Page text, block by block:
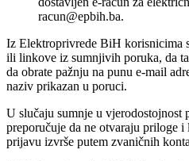
racun@epbih.ba.
Iz Elektroprivrede BiH korisnicima
ili linkove iz sumnjivih poruka, da
da obrate pažnju na punu e-mail
naziv prikazan u poruci.
U slučaju sumnje u vjerodostojnost
preporučuje da ne otvaraju priloge
prijavu izvrše putem zvaničnih